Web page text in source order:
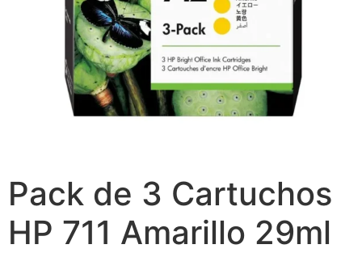
Pack de 3 Cartuchos
HP 711 Amarillo 29ml